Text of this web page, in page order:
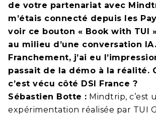
de votre partenariat avec
m’étais connecté depuis les
voir ce bouton « Book with TUI
au milieu d’une conversation IA.
Franchement, j’ai eu
passait de la démo à la réalité.
c’est vécu côté DSI France ?
Sébastien Botte : Mindtrip, c’est
expérimentation réalisée par TUI